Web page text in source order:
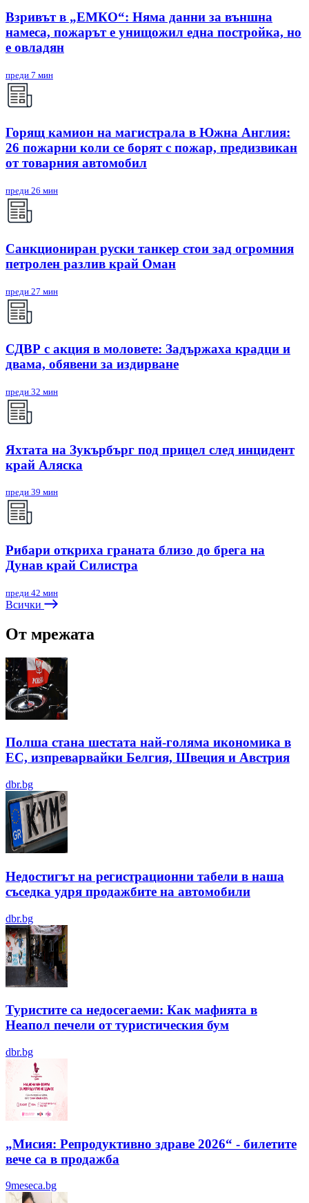
Взривът в „ЕМКО“: Няма данни за външна
намеса, пожарът е унищожил една постройка, но
е овладян
преди 7 мин
Горящ камион на магистрала в Южна Англия:
26 пожарни коли се борят с пожар, предизвикан
от товарния автомобил
преди 26 мин
Санкциониран руски танкер стои зад огромния
петролен разлив край Оман
преди 27 мин
СДВР с акция в моловете: Задържаха крадци и
двама, обявени за издирване
преди 32 мин
Яхтата на Зукърбърг под прицел след инцидент
край Аляска
преди 39 мин
Рибари откриха граната близо до брега на
Дунав край Силистра
преди 42 мин
Всички
От мрежата
Полша стана шестата най-голяма икономика в
ЕС, изпреварвайки Белгия, Швеция и Австрия
dbr.bg
Недостигът на регистрационни табели в наша
съседка удря продажбите на автомобили
dbr.bg
Туристите са недосегаеми: Как мафията в
Неапол печели от туристическия бум
dbr.bg
„Мисия: Репродуктивно здраве 2026“ - билетите
вече са в продажба
9meseca.bg